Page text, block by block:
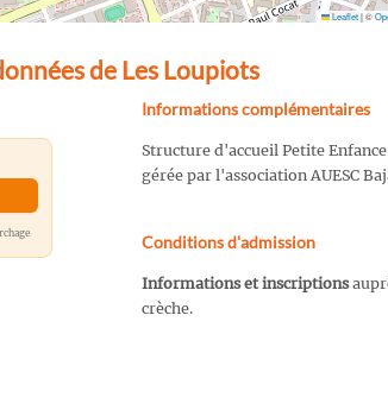
Leaflet|©
de Les Loupiots
Informations complémentaires
Structure d'accueil Petite
gérée par l'association AUESC
Conditions d'admission
Informations et inscriptions
crèche.